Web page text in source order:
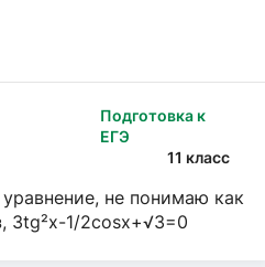
Подготовка к
ЕГЭ
11 класс
не понимаю как
3tg²x-1/2cosx+√3=0